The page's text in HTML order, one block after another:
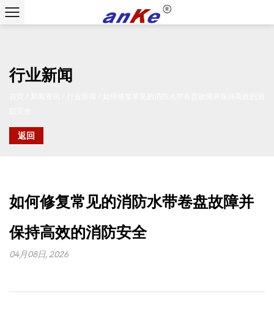
行业新闻
返回
如何修复常见的消防水带卷盘故障并
保持高效的消防安全
04月08日, 2026